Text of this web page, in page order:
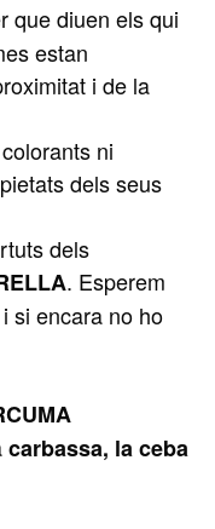
que diuen els qui
estan
i de la
ni
dels seus
dels
. Esperem
si encara no ho
carbassa, la ceba